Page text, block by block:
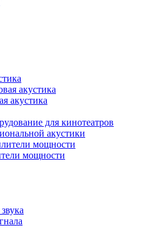
акустика
акустика
для кинотеатров
акустики
мощности
мощности